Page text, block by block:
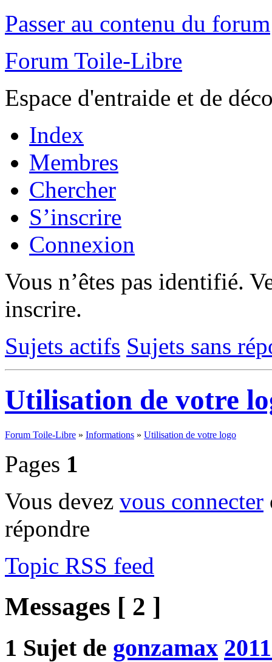
Passer au contenu du forum
Forum Toile-Libre
Espace d'entraide et de
Index
Membres
Chercher
S’inscrire
Connexion
Vous n’êtes pas identifié.
inscrire.
Sujets actifs Sujets sans
Utilisation de votre
Forum Toile-Libre » Informations » Utilisation de votre logo
Pages 1
Vous devez vous connecter
répondre
Topic RSS feed
Messages [ 2 ]
1 Sujet de gonzamax